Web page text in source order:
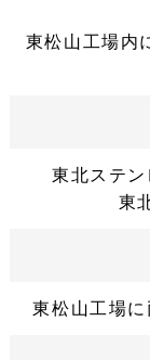
東松山工場内
東北ステ
東
東松山工場